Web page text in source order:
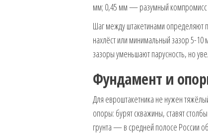
мм; 0,45 мм — разумный компромисс
Шаг между штакетинами определяют
нахлёст или минимальный зазор 5-
зазоры уменьшают парусность, но
Фундамент и
Для евроштакетника не нужен
опоры: бурят скважины, ставят
грунта — в средней полосе России